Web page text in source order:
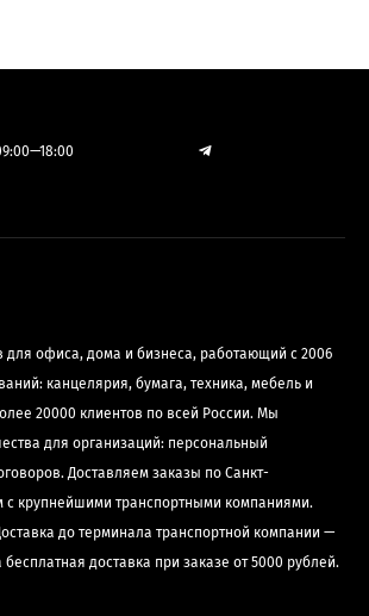
для офиса, дома и бизнеса, работающий с 2006
канцелярия, бумага, техника, мебель и
20000 клиентов по всей России. Мы
для организаций: персональный
Доставляем заказы по Санкт-
с крупнейшими транспортными компаниями.
до терминала транспортной компании —
доставка при заказе от 5000 рублей.